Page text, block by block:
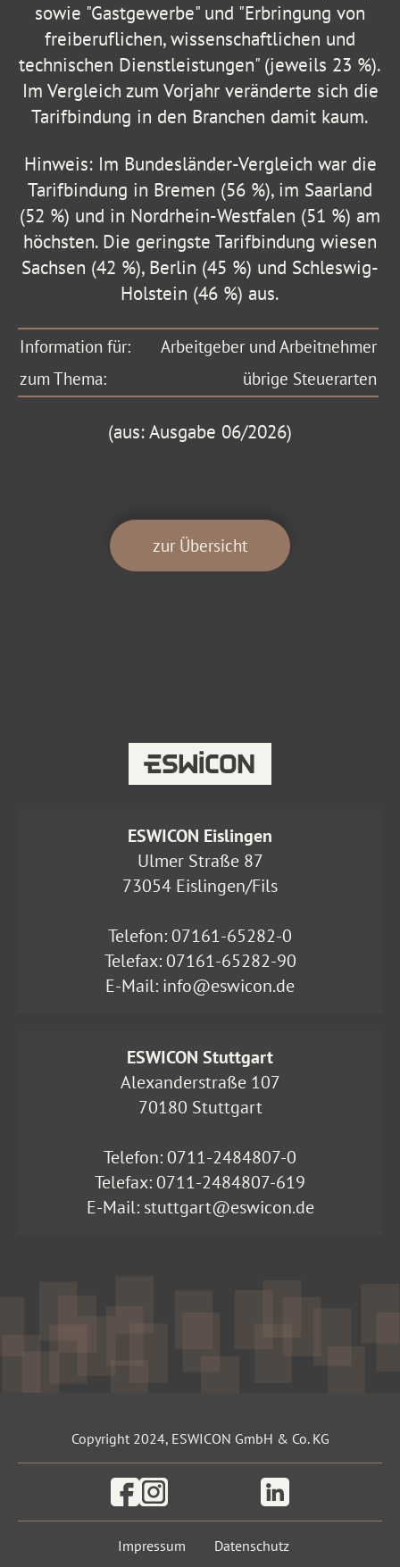
sowie "Gastgewerbe" und "Erbringung von
freiberuflichen, wissenschaftlichen und
technischen Dienstleistungen" (jeweils 23 %).
Im Vergleich zum Vorjahr veränderte sich die
Tarifbindung in den Branchen damit kaum.
Hinweis: Im Bundesländer-Vergleich war die
Tarifbindung in Bremen (56 %), im Saarland
(52 %) und in Nordrhein-Westfalen (51 %) am
höchsten. Die geringste Tarifbindung wiesen
Sachsen (42 %), Berlin (45 %) und Schleswig-
Holstein (46 %) aus.
Information für:
Arbeitgeber und Arbeitnehmer
zum Thema:
übrige Steuerarten
(aus: Ausgabe 06/2026)
zur Übersicht
ESWICON Eislingen
Ulmer Straße 87
73054 Eislingen/Fils
Telefon: 07161-65282-0
Telefax: 07161-65282-90
E-Mail: info@eswicon.de
ESWICON Stuttgart
Alexanderstraße 107
70180 Stuttgart
Telefon: 0711-2484807-0
Telefax: 0711-2484807-619
E-Mail: stuttgart@eswicon.de
Copyright 2024, ESWICON GmbH & Co. KG
FacebookInstagram Linkedin
Impressum Datenschutz